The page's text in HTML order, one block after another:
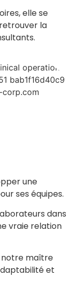
elle se
la
une
ses équipes.
dans
vraie relation
notre maître
et